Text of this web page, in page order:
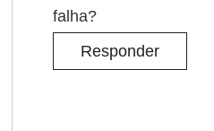
falha?
Responder